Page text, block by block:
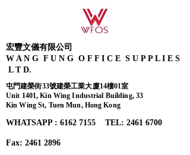
宏豐文儀有限公司
W A N G F U N G O F F I C E S U P P L I E S
L T D.
屯門建榮街33號建榮工業大廈14樓01室
Unit 1401, Kin Wing Industrial Building, 33
Kin Wing St, Tuen Mun, Hong Kong
WHATSAPP : 6162 7155​ TEL: 2461 6700
Fax: 2461 2896